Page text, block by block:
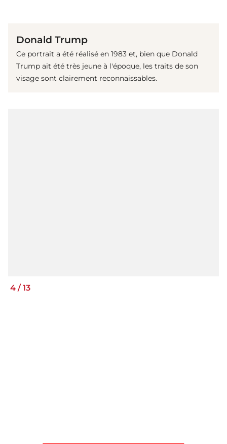
Donald Trump
Ce portrait a été réalisé en 1983 et, bien que Donald
Trump ait été très jeune à l'époque, les traits de son
visage sont clairement reconnaissables.
4 / 13